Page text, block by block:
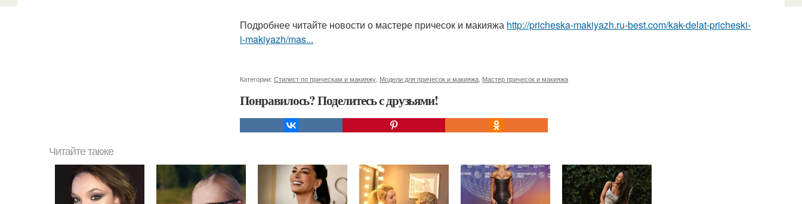
Подробнее читайте новости о мастере причесок и макияжа http://pricheska-makiyazh.ru-best.com/kak-delat-pricheski-
i-makiyazh/mas...
Категории: Стилист по прическам и макияжу Модели для причесок и макияжа Мастер причесок и макияжа
Понравилось? Поделитесь с друзьями!
Читайте также